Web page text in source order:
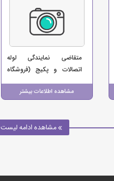
مشاهده اطلاعات بیشتر
متقاضی نمایندگی لوله
اتصالات و پکیج (فروشگاه
لوازم ساختمانی شامیری)
مشاهده ادامه لیست